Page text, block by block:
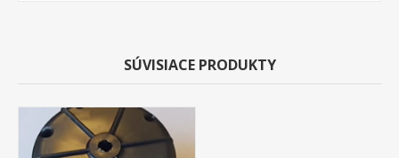
SÚVISIACE PRODUKTY